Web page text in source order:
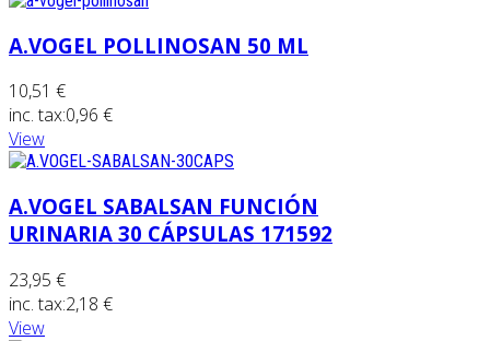
A.VOGEL POLLINOSAN 50 ML
10,51 €
inc. tax:0,96 €
View
A.VOGEL SABALSAN FUNCIÓN
URINARIA 30 CÁPSULAS 171592
23,95 €
inc. tax:2,18 €
View